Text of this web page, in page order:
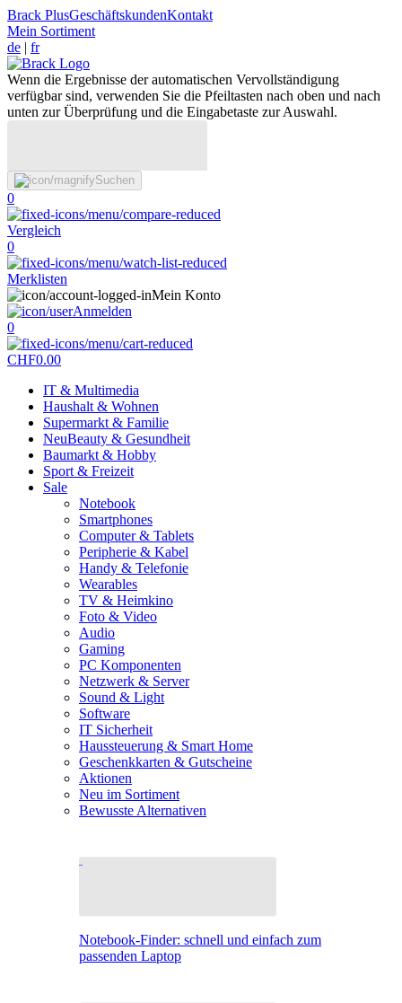
Brack PlusGeschäftskundenKontakt
Mein Sortiment
de | fr
Wenn die Ergebnisse der automatischen Vervollständigung
verfügbar sind, verwenden Sie die Pfeiltasten nach oben und nach
unten zur Überprüfung und die Eingabetaste zur Auswahl.
Suchen
0
Vergleich
0
Merklisten
Mein Konto
Anmelden
0
CHF0.00
IT & Multimedia
Haushalt & Wohnen
Supermarkt & Familie
NeuBeauty & Gesundheit
Baumarkt & Hobby
Sport & Freizeit
Sale
Notebook
Smartphones
Computer & Tablets
Peripherie & Kabel
Handy & Telefonie
Wearables
TV & Heimkino
Foto & Video
Audio
Gaming
PC Komponenten
Netzwerk & Server
Sound & Light
Software
IT Sicherheit
Haussteuerung & Smart Home
Geschenkkarten & Gutscheine
Aktionen
Neu im Sortiment
Bewusste Alternativen
Notebook-Finder: schnell und einfach zum
passenden Laptop